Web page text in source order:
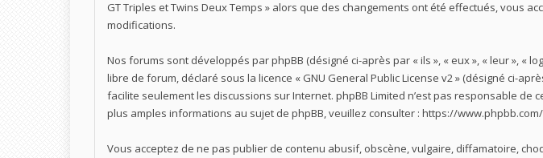
GT Triples et Twins Deux Temps » alors que des changements ont été effectués, vous
modifications.
Nos forums sont développés par phpBB (désigné ci-après par « ils », « eux », « leur », «
libre de forum, déclaré sous la licence « GNU General Public License v2» (désigné ci-
facilite seulement les discussions sur Internet. phpBB Limited n’est pas responsable
plus amples informations au sujet de phpBB, veuillez consulter : https://www.phpbb.com/
Vous acceptez de ne pas publier de contenu abusif, obscène, vulgaire, diffamatoire,